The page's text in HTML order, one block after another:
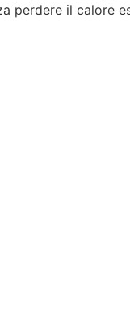
perdere il calore